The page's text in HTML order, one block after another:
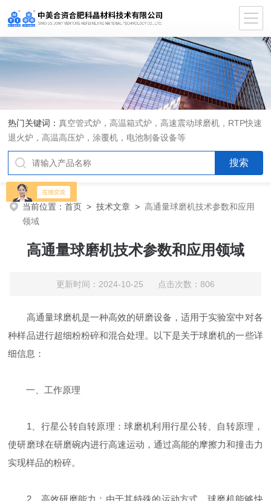
热门关键词：真空管式炉，高温箱式炉，高速震动球磨机，RTP快速
退火炉，高温高压炉，涂覆机，电池制备设备等
当前位置：首页 >技术文章 > 高通量球磨机技术参数和应用
领域
高通量球磨机技术参数和应用领域
更新时间：2024-10-25 点击次数：806
高通量球磨机是一种高效的研磨设备，适用于实验室中对各
种样品进行超细粉粉碎和混合处理。以下是关于球磨机的一些详
细信息：
一、工作原理
1、行星公转自转原理：球磨机利用行星公转、自转原理，
使研磨球在研磨碗内进行高速运动，通过高能的摩擦力和撞击力
实现样品的粉碎。
2、高效研磨能力：由于其特殊的运动方式，球磨机能够快